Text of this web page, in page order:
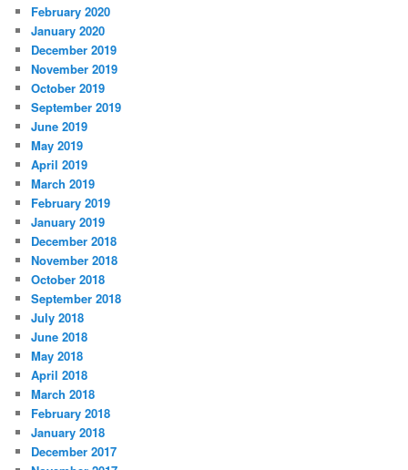
February 2020
January 2020
December 2019
November 2019
October 2019
September 2019
June 2019
May 2019
April 2019
March 2019
February 2019
January 2019
December 2018
November 2018
October 2018
September 2018
July 2018
June 2018
May 2018
April 2018
March 2018
February 2018
January 2018
December 2017